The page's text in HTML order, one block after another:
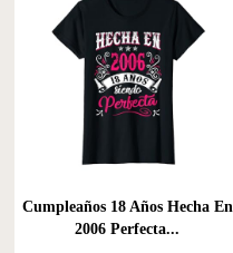
Cumpleaños 18 Años Hecha En
2006 Perfecta...